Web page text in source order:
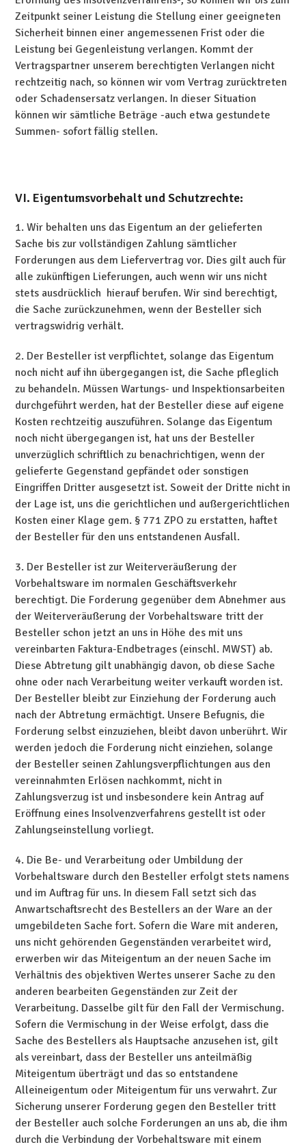
Zeitpunkt seiner Leistung die Stellung einer geeigneten
Sicherheit binnen einer angemessenen Frist oder die
Leistung bei Gegenleistung verlangen. Kommt der
Vertragspartner unserem berechtigten Verlangen nicht
rechtzeitig nach, so können wir vom Vertrag zurücktreten
oder Schadensersatz verlangen. In dieser Situation
können wir sämtliche Beträge -auch etwa gestundete
Summen- sofort fällig stellen.
VI. Eigentumsvorbehalt und Schutzrechte:
1. Wir behalten uns das Eigentum an der gelieferten
Sache bis zur vollständigen Zahlung sämtlicher
Forderungen aus dem Liefervertrag vor. Dies gilt auch für
alle zukünftigen Lieferungen, auch wenn wir uns nicht
stets ausdrücklich hierauf berufen. Wir sind berechtigt,
die Sache zurückzunehmen, wenn der Besteller sich
vertragswidrig verhält.
2. Der Besteller ist verpflichtet, solange das Eigentum
noch nicht auf ihn übergegangen ist, die Sache pfleglich
zu behandeln. Müssen Wartungs- und Inspektionsarbeiten
durchgeführt werden, hat der Besteller diese auf eigene
Kosten rechtzeitig auszuführen. Solange das Eigentum
noch nicht übergegangen ist, hat uns der Besteller
unverzüglich schriftlich zu benachrichtigen, wenn der
gelieferte Gegenstand gepfändet oder sonstigen
Eingriffen Dritter ausgesetzt ist. Soweit der Dritte nicht in
der Lage ist, uns die gerichtlichen und außergerichtlichen
Kosten einer Klage gem. § 771 ZPO zu erstatten, haftet
der Besteller für den uns entstandenen Ausfall.
3. Der Besteller ist zur Weiterveräußerung der
Vorbehaltsware im normalen Geschäftsverkehr
berechtigt. Die Forderung gegenüber dem Abnehmer aus
der Weiterveräußerung der Vorbehaltsware tritt der
Besteller schon jetzt an uns in Höhe des mit uns
vereinbarten Faktura-Endbetrages (einschl. MWST) ab.
Diese Abtretung gilt unabhängig davon, ob diese Sache
ohne oder nach Verarbeitung weiter verkauft worden ist.
Der Besteller bleibt zur Einziehung der Forderung auch
nach der Abtretung ermächtigt. Unsere Befugnis, die
Forderung selbst einzuziehen, bleibt davon unberührt. Wir
werden jedoch die Forderung nicht einziehen, solange
der Besteller seinen Zahlungsverpflichtungen aus den
vereinnahmten Erlösen nachkommt, nicht in
Zahlungsverzug ist und insbesondere kein Antrag auf
Eröffnung eines Insolvenzverfahrens gestellt ist oder
Zahlungseinstellung vorliegt.
4. Die Be- und Verarbeitung oder Umbildung der
Vorbehaltsware durch den Besteller erfolgt stets namens
und im Auftrag für uns. In diesem Fall setzt sich das
Anwartschaftsrecht des Bestellers an der Ware an der
umgebildeten Sache fort. Sofern die Ware mit anderen,
uns nicht gehörenden Gegenständen verarbeitet wird,
erwerben wir das Miteigentum an der neuen Sache im
Verhältnis des objektiven Wertes unserer Sache zu den
anderen bearbeiten Gegenständen zur Zeit der
Verarbeitung. Dasselbe gilt für den Fall der Vermischung.
Sofern die Vermischung in der Weise erfolgt, dass die
Sache des Bestellers als Hauptsache anzusehen ist, gilt
als vereinbart, dass der Besteller uns anteilmäßig
Miteigentum überträgt und das so entstandene
Alleineigentum oder Miteigentum für uns verwahrt. Zur
Sicherung unserer Forderung gegen den Besteller tritt
der Besteller auch solche Forderungen an uns ab, die ihm
durch die Verbindung der Vorbehaltsware mit einem